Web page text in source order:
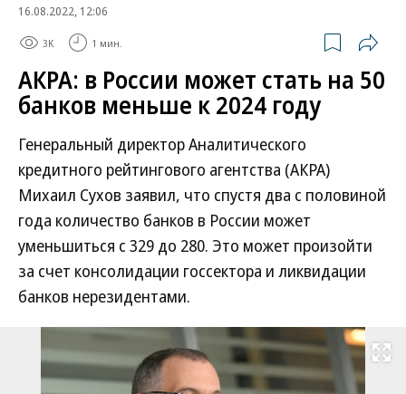
16.08.2022, 12:06
3K 1 мин.
АКРА: в России может стать на 50
банков меньше к 2024 году
Генеральный директор Аналитического
кредитного рейтингового агентства (АКРА)
Михаил Сухов заявил, что спустя два с половиной
года количество банков в России может
уменьшиться с 329 до 280. Это может произойти
за счет консолидации госсектора и ликвидации
банков нерезидентами.
Развернуть